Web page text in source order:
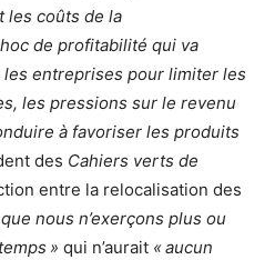
les coûts de la
de profitabilité qui va
entreprises pour limiter les
les pressions sur le revenu
à favoriser les produits
des Cahiers verts de
entre la relocalisation des
que nous n’exerçons plus ou
» qui n’aurait « aucun